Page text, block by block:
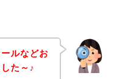
ルなどお
た～♪